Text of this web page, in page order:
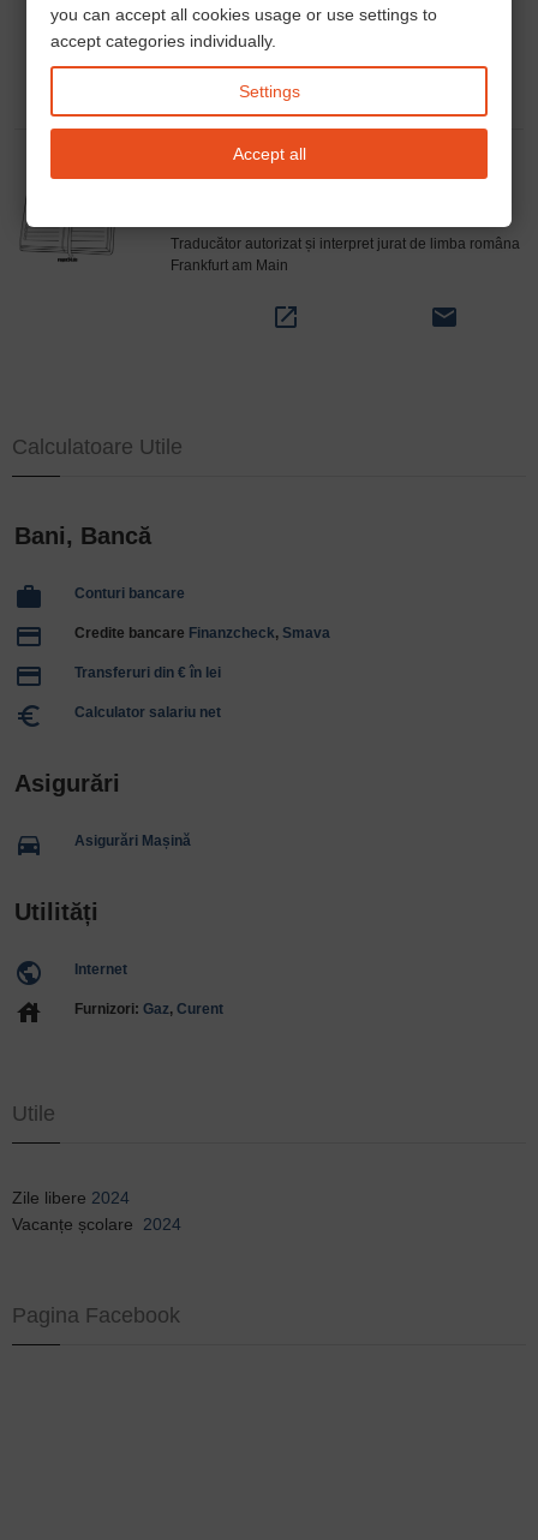
phone open_in_new
Traducător autorizat și interpret jurat de limba româna
Frankfurt am Main
open_in_new email
Calculatoare Utile
Bani, Bancă
work Conturi bancare
payment Credite bancare Finanzcheck, Smava
payment Transferuri din € în lei
euro_symbol Calculator salariu net
Asigurări
directions_car Asigurări Mașină
Utilități
public Internet
house Furnizori: Gaz, Curent
Utile
Zile libere 2024
Vacanțe școlare 2024
Pagina Facebook
you can accept all cookies usage or use settings to
accept categories individually.
Settings
Accept all